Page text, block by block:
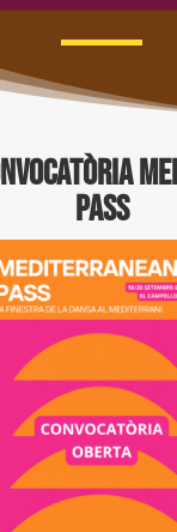
PASS